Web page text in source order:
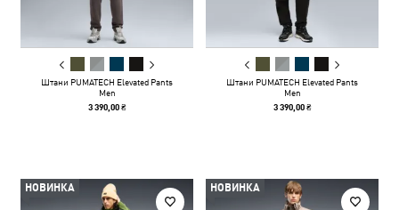
Штани PUMATECH Elevated Pants
Men
3 390,00 ₴
Штани PUMATECH Elevated Pants
Men
3 390,00 ₴
НОВИНКА НОВИНКА